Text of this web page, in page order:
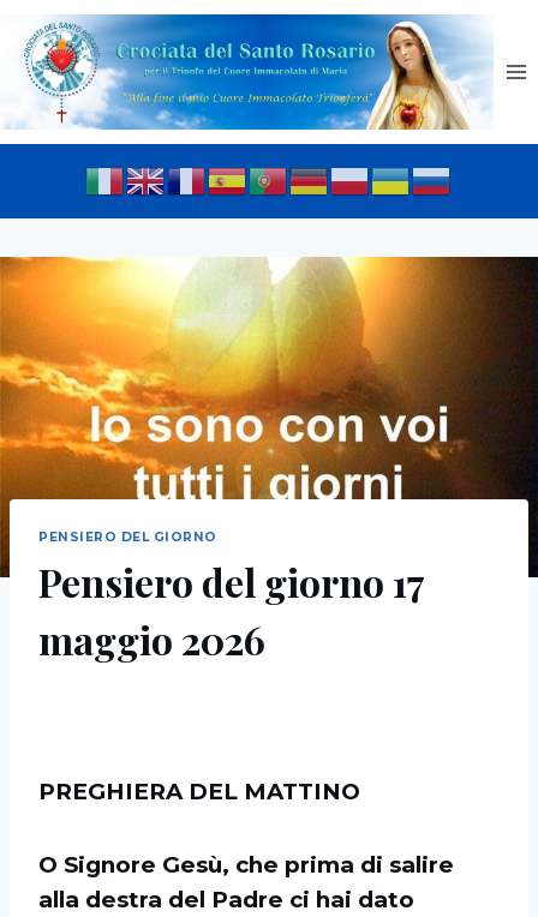
PENSIERO DEL GIORNO
Pensiero del giorno 17
maggio 2026
PREGHIERA DEL MATTINO
O Signore Gesù, che prima di salire
alla destra del Padre ci hai dato